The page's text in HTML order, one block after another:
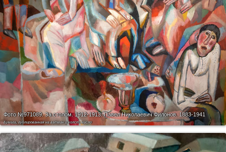
Фото №971089.За столом. 1912-1913. Павел Николаевич Филонов. 1883-1941
Бумага, дублированная на ватман и холст, масло